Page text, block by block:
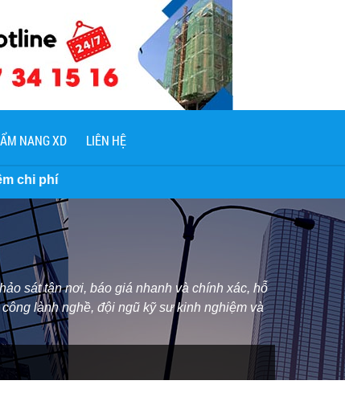
NANG XD LIÊN HỆ
sát tận nơi, báo giá nhanh và chính xác, hỗ
lành nghề, đội ngũ kỹ sư kinh nghiệm và